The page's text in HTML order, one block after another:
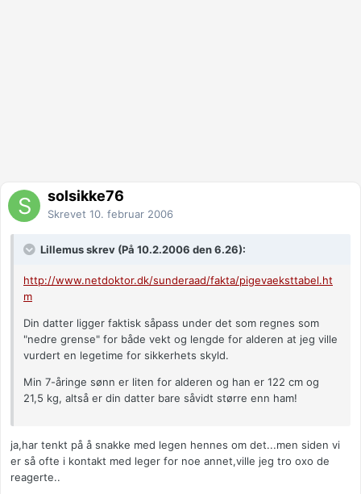
solsikke76
Skrevet 10. februar 2006
Lillemus skrev (På 10.2.2006 den 6.26):
http://www.netdoktor.dk/sunderaad/fakta/pigevaeksttabel.ht
m
Din datter ligger faktisk såpass under det som regnes som
"nedre grense" for både vekt og lengde for alderen at jeg ville
vurdert en legetime for sikkerhets skyld.
Min 7-åringe sønn er liten for alderen og han er 122 cm og
21,5 kg, altså er din datter bare såvidt større enn ham!
ja,har tenkt på å snakke med legen hennes om det...men siden vi
er så ofte i kontakt med leger for noe annet,ville jeg tro oxo de
reagerte..